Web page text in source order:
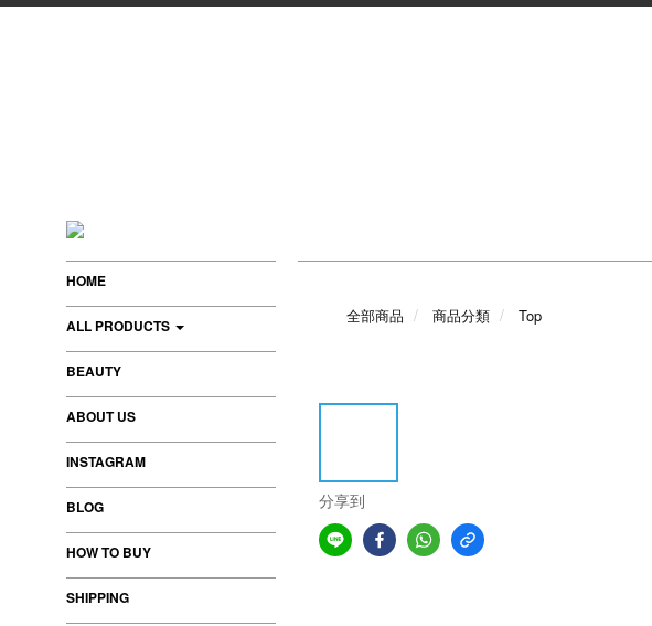
HOME
ALL PRODUCTS
BEAUTY
ABOUT US
INSTAGRAM
BLOG
HOW TO BUY
SHIPPING
全部商品 商品分類 Top
分享到